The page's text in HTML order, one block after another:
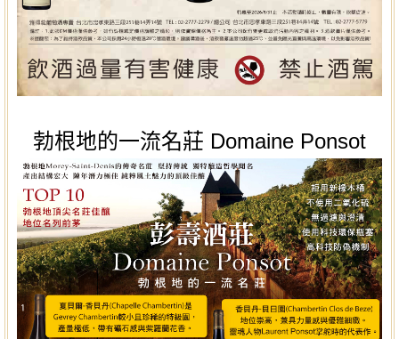
勃根地的一流名莊 Domaine Ponsot